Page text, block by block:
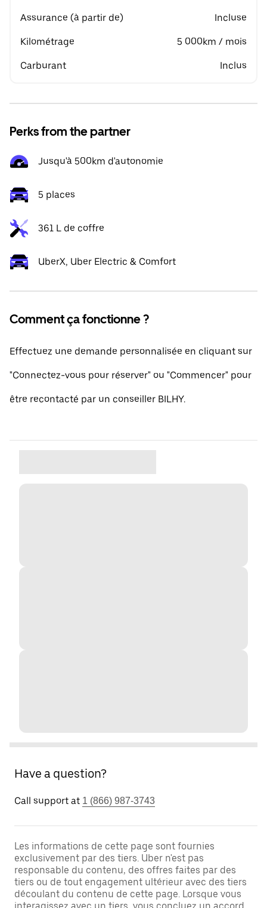
Assurance (à partir de) Incluse
Kilométrage 5 000km / mois
Carburant Inclus
Perks from the partner
Jusqu'à 500km d'autonomie
5 places
361 L de coffre
UberX, Uber Electric & Comfort
Comment ça fonctionne ?
Effectuez une demande personnalisée en cliquant sur
"Connectez-vous pour réserver" ou "Commencer" pour
être recontacté par un conseiller BILHY.
Have a question?
Call support at 1 (866) 987-3743
Les informations de cette page sont fournies
exclusivement par des tiers. Uber n'est pas
responsable du contenu, des offres faites par des
tiers ou de tout engagement ultérieur avec des tiers
découlant du contenu de cette page. Lorsque vous